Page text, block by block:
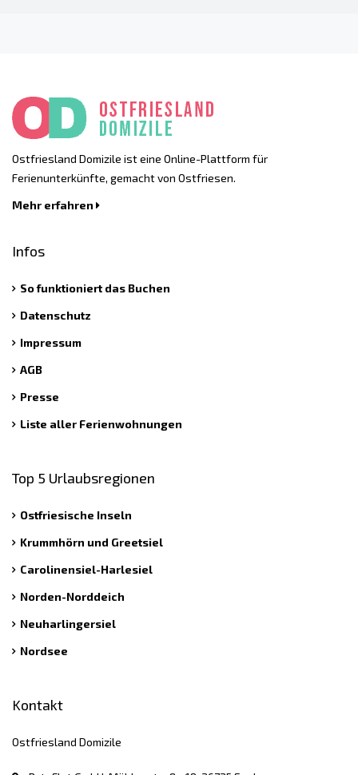
Ostfriesland Domizile ist eine Online-Plattform für
Ferienunterkünfte, gemacht von Ostfriesen.
Mehr erfahren
Infos
So funktioniert das Buchen
Datenschutz
Impressum
AGB
Presse
Liste aller Ferienwohnungen
Top 5 Urlaubsregionen
Ostfriesische Inseln
Krummhörn und Greetsiel
Carolinensiel-Harlesiel
Norden-Norddeich
Neuharlingersiel
Nordsee
Kontakt
Ostfriesland Domizile